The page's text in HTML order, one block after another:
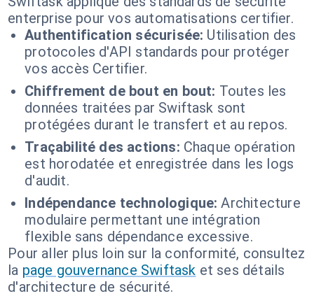
enterprise pour vos automatisations certifier.
Authentification sécurisée: Utilisation des
protocoles d'API standards pour protéger
vos accès Certifier.
Chiffrement de bout en bout: Toutes les
données traitées par Swiftask sont
protégées durant le transfert et au repos.
Traçabilité des actions: Chaque opération
est horodatée et enregistrée dans les logs
d'audit.
Indépendance technologique: Architecture
modulaire permettant une intégration
flexible sans dépendance excessive.
Pour aller plus loin sur la conformité, consultez
la page gouvernance Swiftask et ses détails
d'architecture de sécurité.